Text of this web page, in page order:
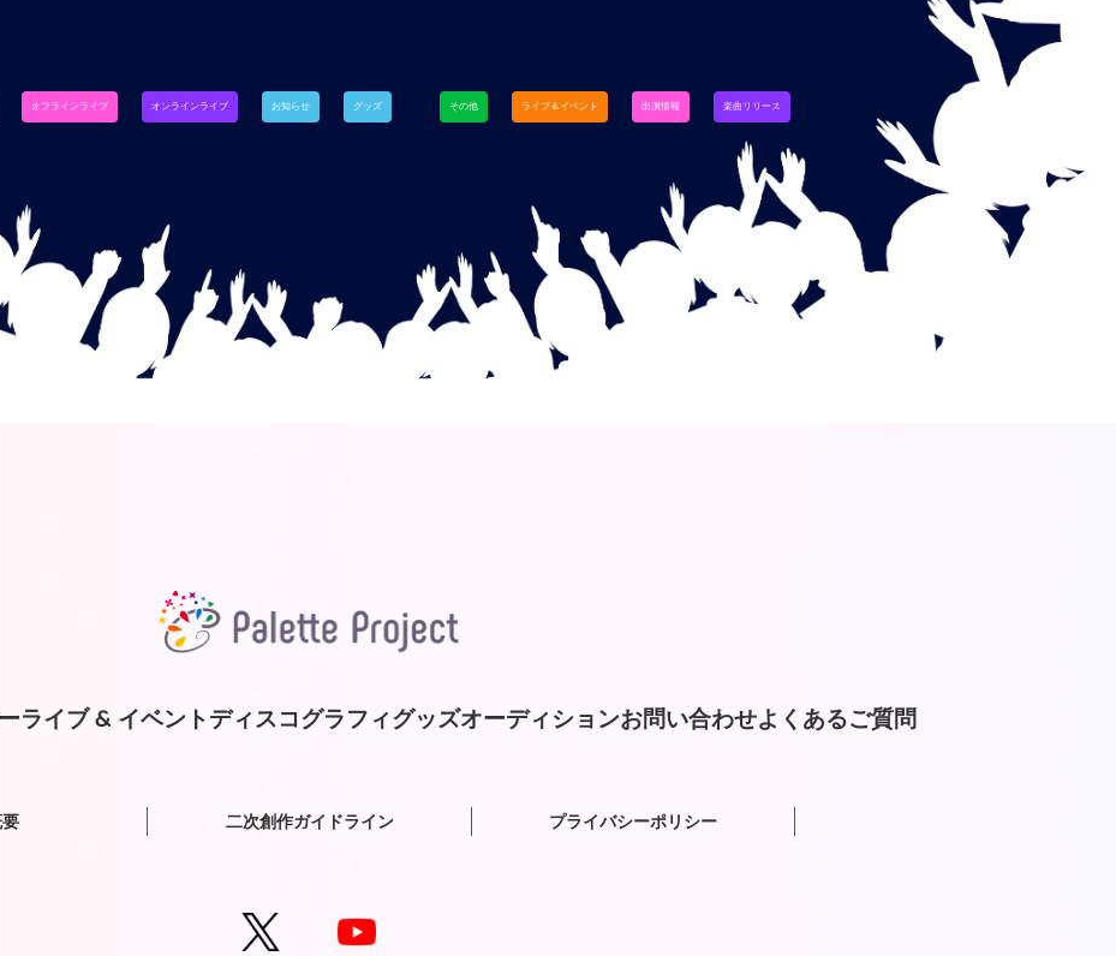
オフラインライブ オンラインライブ お知らせ グッズ その他 ライブ＆イベント 出演情報 楽曲リリース
ライブ & イベントディスコグラフィグッズオーディションお問い合わせよくあるご質問
二次創作ガイドライン プライバシーポリシー